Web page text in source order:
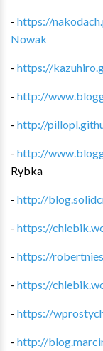
- https://
Nowak
- https://
- http://
- http://
- http://
Rybka
- http://
- https://
- https://
- https://
- https://
- http://